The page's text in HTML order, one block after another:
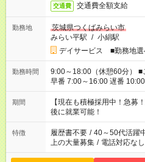
交通費 交通費全額支給
勤務地
茨城県つくばみらい市
みらい平駅 / 小絹駅
デイサービス ■勤務地選
勤務時間
9:00～18:00（休憩60分） ■ご希望があれば下記シフトもOK！
早番 7:00～16:00 遅番 10:00～19:00 「家族と
い」 「余裕を持って夕飯の
たくない」 など、ご希望を教えて
の方へ 今ご覧のお仕事で希
の勤務時間。 合計で週40時
期間
【現在も積極採用中！急
後に就業可能！
特徴 履歴書不要 / 40～50代活躍
上の大量募集 / 電話対応なし